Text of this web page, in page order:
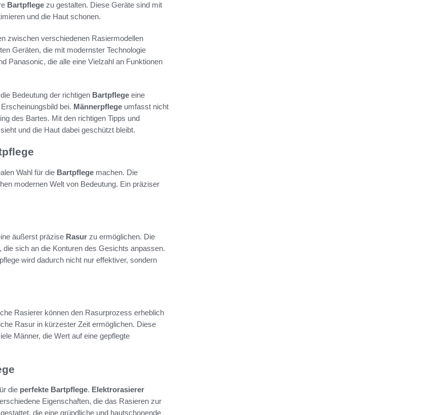
Bartpflege zu gestalten. Diese Geräte sind mit
und die Haut schonen.
zwischen verschiedenen Rasiermodellen
Geräten, die mit modernster Technologie
Panasonic, die alle eine Vielzahl an Funktionen
Bedeutung der richtigen Bartpflege eine
bei. Männerpflege umfasst nicht
des Bartes. Mit den richtigen Tipps und
und die Haut dabei geschützt bleibt.
Wahl für die Bartpflege machen. Die
modernen Welt von Bedeutung. Ein präziser
äußerst präzise Rasur zu ermöglichen. Die
sich an die Konturen des Gesichts anpassen.
wird dadurch nicht nur effektiver, sondern
Rasierer können den Rasurprozess erheblich
Rasur in kürzester Zeit ermöglichen. Diese
Männer, die Wert auf eine gepflegte
die perfekte Bartpflege. Elektrorasierer
Eigenschaften, die das Rasieren zur
die eine gründliche und hautschonende